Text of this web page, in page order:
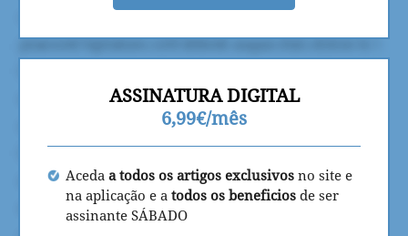
ASSINATURA DIGITAL
6,99€/mês
Aceda a todos os artigos exclusivos no site e
na aplicação e a todos os beneficios de ser
assinante SÁBADO